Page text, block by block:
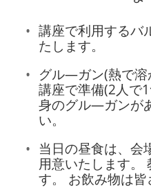
講座で利用するバ
たします。
グル―ガン(熱で溶
講座で準備(2人で
身のグル―ガンが
い。
当日の昼食は、会
用意いたします。
す。 お飲み物は皆